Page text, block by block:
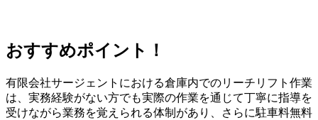
おすすめポイント！
有限会社サージェントにおける倉庫内でのリーチリフト作業
は、実務経験がない方でも実際の作業を通じて丁寧に指導を
受けながら業務を覚えられる体制があり、さらに駐車料無料